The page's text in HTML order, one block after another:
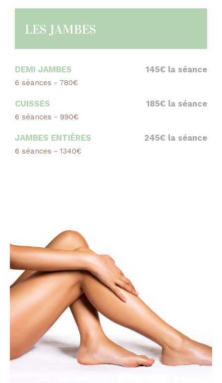
LES JAMBES
145€ la séance
DEMI JAMBES
6 séances - 780€
185€ la séance
CUISSES
6 séances - 990€
245€ la séance
JAMBES ENTIÈRES
6 séances - 1340€